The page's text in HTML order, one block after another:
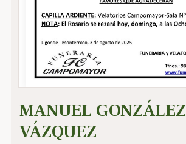
MANUEL GONZÁLEZ
VÁZQUEZ